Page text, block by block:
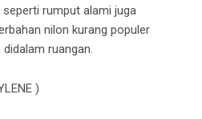
rumput alami juga
nilon kurang populer
ruangan.
)